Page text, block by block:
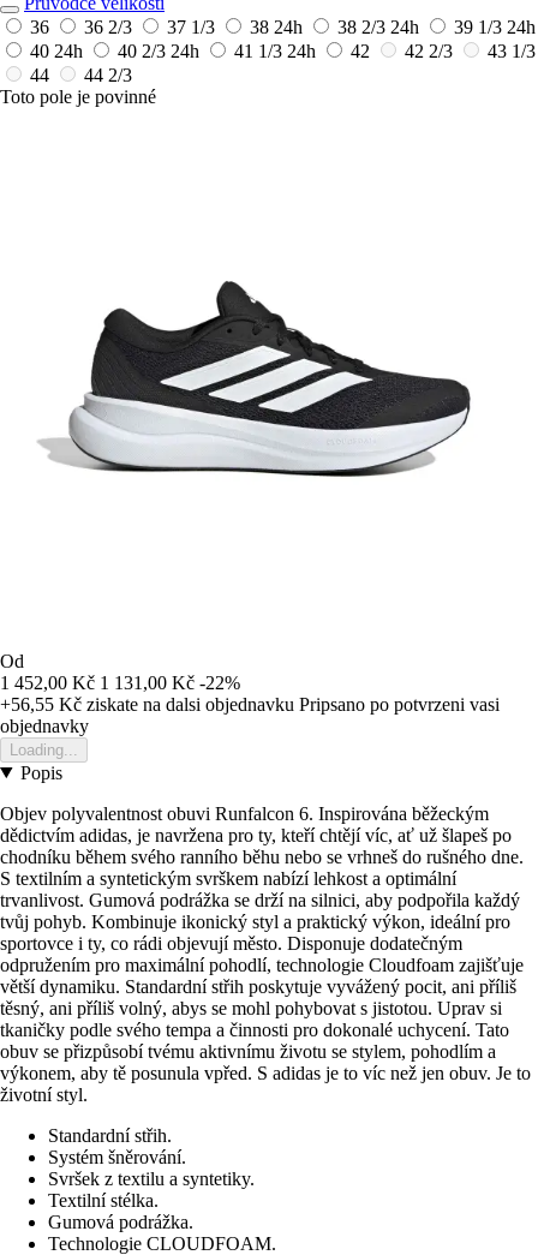
36
36 2/3 37 1/3 38 24h 38 2/3 24h 39 1/3 24h
40 24h 40 2/3 24h 41 1/3 24h 42 42 2/3
43 1/3
44
44 2/3
Toto pole je povinné
Od
1 452,00 Kč 1 131,00 Kč -22%
+56,55 Kč ziskate na dalsi objednavku Pripsano po potvrzeni vasi
objednavky
Loading...
Popis
Objev polyvalentnost obuvi Runfalcon 6. Inspirována běžeckým
dědictvím adidas, je navržena pro ty, kteří chtějí víc, ať už šlapeš po
chodníku během svého ranního běhu nebo se vrhneš do rušného dne.
S textilním a syntetickým svrškem nabízí lehkost a optimální
trvanlivost. Gumová podrážka se drží na silnici, aby podpořila každý
tvůj pohyb. Kombinuje ikonický styl a praktický výkon, ideální pro
sportovce i ty, co rádi objevují město. Disponuje dodatečným
odpružením pro maximální pohodlí, technologie Cloudfoam zajišťuje
větší dynamiku. Standardní střih poskytuje vyvážený pocit, ani příliš
těsný, ani příliš volný, abys se mohl pohybovat s jistotou. Uprav si
tkaničky podle svého tempa a činnosti pro dokonalé uchycení. Tato
obuv se přizpůsobí tvému aktivnímu životu se stylem, pohodlím a
výkonem, aby tě posunula vpřed. S adidas je to víc než jen obuv. Je to
životní styl.
Standardní střih.
Systém šněrování.
Svršek z textilu a syntetiky.
Textilní stélka.
Gumová podrážka.
Technologie CLOUDFOAM.